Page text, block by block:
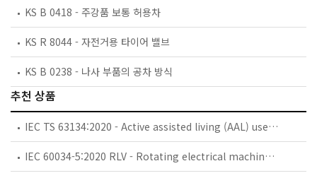
KS B 0418 - 주강품 보통 허용차
KS R 8044 - 자전거용 타이어 밸브
KS B 0238 - 나사 부품의 공차 방식
추천 상품
IEC TS 63134:2020 - Active assisted living (AAL) use cases
IEC 60034-5:2020 RLV - Rotating electrical machines - Part 5: Degrees of protection provided by the integral design of rotating electrical machines (IP code) - Classification